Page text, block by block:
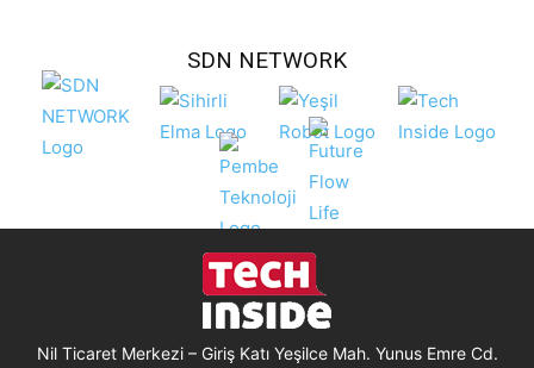
SDN NETWORK
Nil Ticaret Merkezi – Giriş Katı Yeşilce Mah. Yunus Emre Cd.